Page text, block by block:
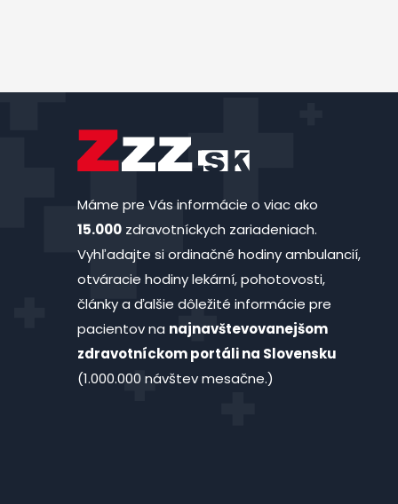
Máme pre Vás informácie o viac ako
15.000 zdravotníckych zariadeniach.
Vyhľadajte si ordinačné hodiny ambulancií,
otváracie hodiny lekární, pohotovosti,
články a ďalšie dôležité informácie pre
pacientov na najnavštevovanejšom
zdravotníckom portáli na Slovensku
(1.000.000 návštev mesačne.)